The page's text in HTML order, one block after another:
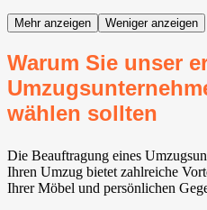
Mehr anzeigen Weniger anzeigen
Warum Sie unser
wählen sollten
Die Beauftragung eines
Ihren Umzug bietet zahlreiche
Ihrer Möbel und persönlichen